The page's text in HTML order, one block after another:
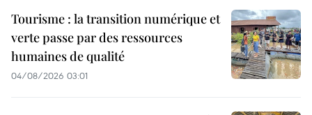
Tourisme : la transition numérique et
verte passe par des ressources
humaines de qualité
04/08/2026 03:01